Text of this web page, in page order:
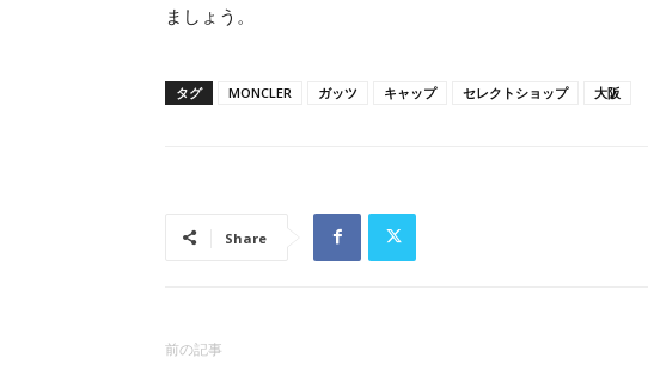
ましょう。
タグ MONCLER ガッツ キャップ セレクトショップ 大阪
Share
前の記事